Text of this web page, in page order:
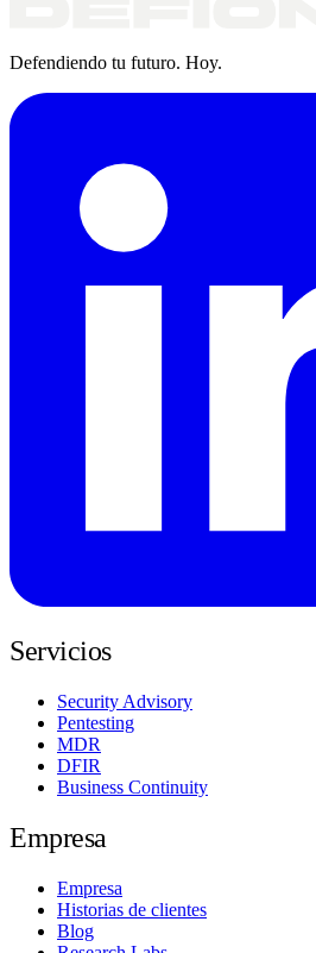
Defendiendo tu futuro. Hoy.
Servicios
Security Advisory
Pentesting
MDR
DFIR
Business Continuity
Empresa
Empresa
Historias de clientes
Blog